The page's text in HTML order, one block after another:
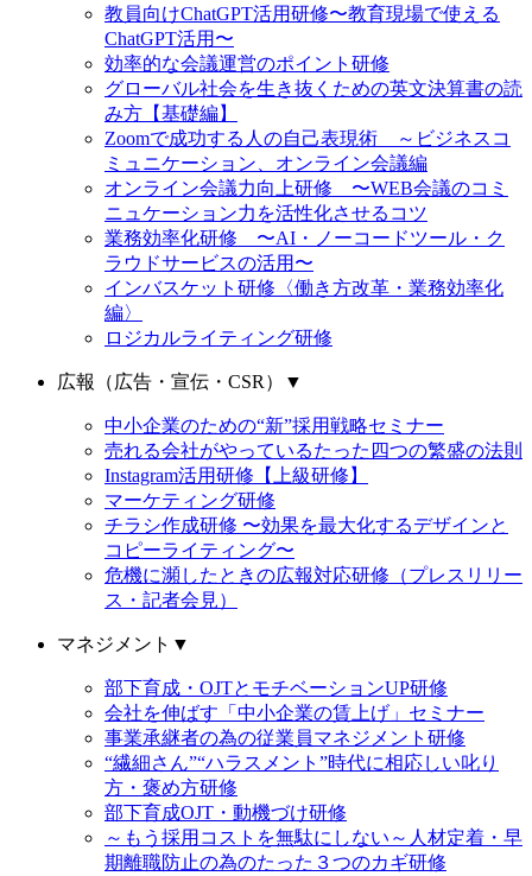
教員向けChatGPT活用研修〜教育現場で使える
ChatGPT活用〜
効率的な会議運営のポイント研修
グローバル社会を生き抜くための英文決算書の読
み方【基礎編】
Zoomで成功する人の自己表現術 ～ビジネスコ
ミュニケーション、オンライン会議編
オンライン会議力向上研修 〜WEB会議のコミ
ニュケーション力を活性化させるコツ
業務効率化研修 〜AI・ノーコードツール・ク
ラウドサービスの活用〜
インバスケット研修〈働き方改革・業務効率化
編〉
ロジカルライティング研修
広報（広告・宣伝・CSR） ▼
中小企業のための“新”採用戦略セミナー
売れる会社がやっているたった四つの繁盛の法則
Instagram活用研修【上級研修】
マーケティング研修
チラシ作成研修 〜効果を最大化するデザインと
コピーライティング〜
危機に瀕したときの広報対応研修（プレスリリー
ス・記者会見）
マネジメント ▼
部下育成・OJTとモチベーションUP研修
会社を伸ばす「中小企業の賃上げ」セミナー
事業承継者の為の従業員マネジメント研修
“繊細さん”“ハラスメント”時代に相応しい叱り
方・褒め方研修
部下育成OJT・動機づけ研修
～もう採用コストを無駄にしない～人材定着・早
期離職防止の為のたった３つのカギ研修